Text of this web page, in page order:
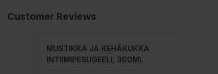
Customer Reviews
MUSTIKKA JA KEHÄKUKKA
INTIIMIPESUGEELI, 300ML